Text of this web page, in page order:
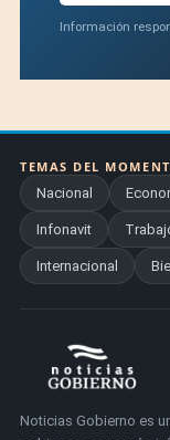
Información
TEMAS DEL
Nacional
Infonavit
Internacional
Noticias Gobierno es